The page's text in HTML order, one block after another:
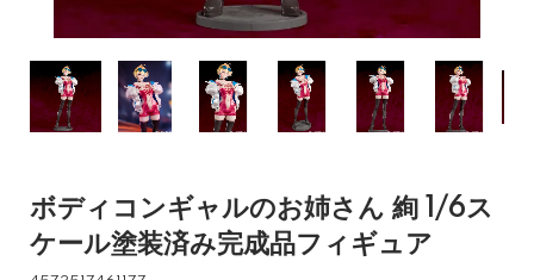
ボディコンギャルのお姉さん 絢 1/6ス
ケール塗装済み完成品フィギュア